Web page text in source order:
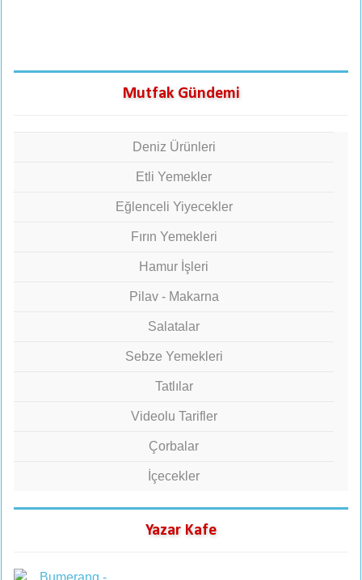
Mutfak Gündemi
Deniz Ürünleri
Etli Yemekler
Eğlenceli Yiyecekler
Fırın Yemekleri
Hamur İşleri
Pilav - Makarna
Salatalar
Sebze Yemekleri
Tatlılar
Videolu Tarifler
Çorbalar
İçecekler
Yazar Kafe